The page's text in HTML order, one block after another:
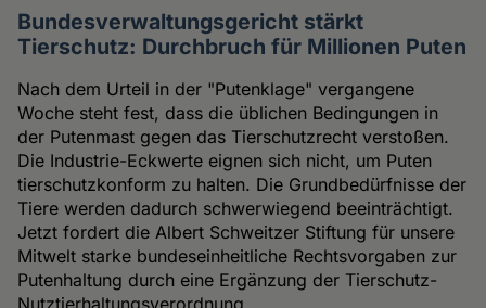
Bundesverwaltungsgericht stärkt
Tierschutz: Durchbruch für Millionen Puten
Nach dem Urteil in der "Putenklage" vergangene
Woche steht fest, dass die üblichen Bedingungen in
der Putenmast gegen das Tierschutzrecht verstoßen.
Die Industrie-Eckwerte eignen sich nicht, um Puten
tierschutzkonform zu halten. Die Grundbedürfnisse der
Tiere werden dadurch schwerwiegend beeinträchtigt.
Jetzt fordert die Albert Schweitzer Stiftung für unsere
Mitwelt starke bundeseinheitliche Rechtsvorgaben zur
Putenhaltung durch eine Ergänzung der Tierschutz-